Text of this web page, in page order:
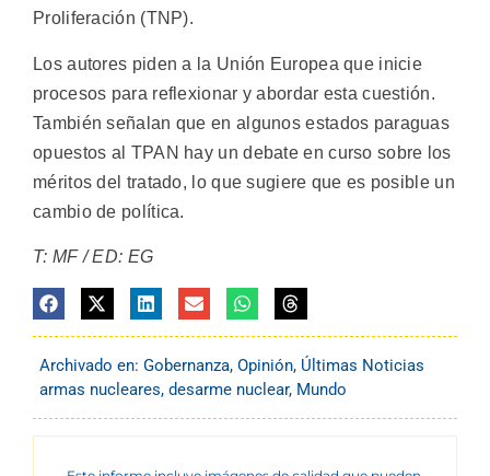
Proliferación (TNP).
Los autores piden a la Unión Europea que inicie
procesos para reflexionar y abordar esta cuestión.
También señalan que en algunos estados paraguas
opuestos al TPAN hay un debate en curso sobre los
méritos del tratado, lo que sugiere que es posible un
cambio de política.
T: MF / ED: EG
Archivado en: Gobernanza, Opinión, Últimas Noticias
armas nucleares, desarme nuclear, Mundo